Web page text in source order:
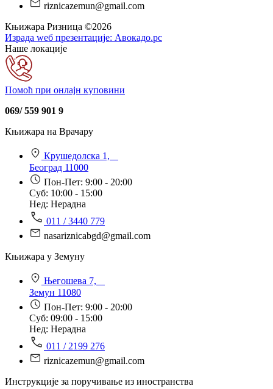
riznicazemun@gmail.com
Књижара Ризница ©️2026
Израда wеб презентације: Авокадо.рс
Наше локације
Помоћ при онлајн куповини
069/ 559 901 9
Књижара на Врачару
Крушедолска 1,
Београд 11000
Пон-Пет: 9:00 - 20:00
Суб: 10:00 - 15:00
Нед: Нерадна
011 / 3440 779
nasariznicabgd@gmail.com
Књижара у Земуну
Његошева 7,
Земун 11080
Пон-Пет: 9:00 - 20:00
Суб: 09:00 - 15:00
Нед: Нерадна
011 / 2199 276
riznicazemun@gmail.com
Инструкције за поручивање из иностранства